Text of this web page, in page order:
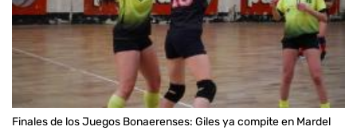
Finales de los Juegos Bonaerenses: Giles ya compite en Mardel